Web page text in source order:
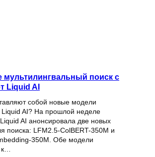
мультилингвальный поиск с
Liquid AI
собой новые модели
Liquid AI? На прошлой неделе
AI анонсировала две новых
поиска: LFM2.5-ColBERT-350M и
350M. Обе модели